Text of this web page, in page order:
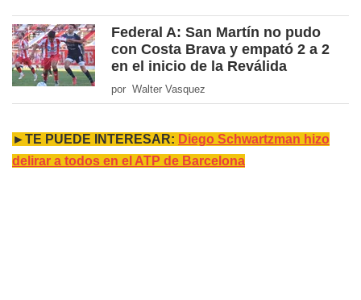
Federal A: San Martín no pudo
con Costa Brava y empató 2 a 2
en el inicio de la Reválida
por Walter Vasquez
►TE PUEDE INTERESAR: Diego Schwartzman hizo
delirar a todos en el ATP de Barcelona